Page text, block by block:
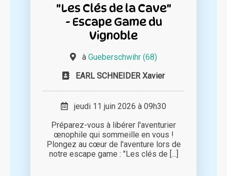
"Les Clés de la Cave"
- Escape Game du
Vignoble
à Gueberschwihr (68)
EARL SCHNEIDER Xavier
jeudi 11 juin 2026 à 09h30
Préparez-vous à libérer l'aventurier
œnophile qui sommeille en vous !
Plongez au cœur de l'aventure lors de
notre escape game : "Les clés de [...]